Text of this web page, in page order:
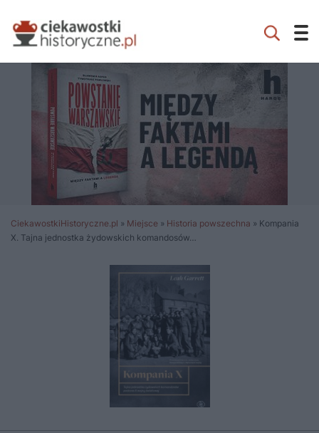
CiekawostkiHistoryczne.pl » Miejsce » Historia powszechna » Kompania
X. Tajna jednostka żydowskich komandosów…